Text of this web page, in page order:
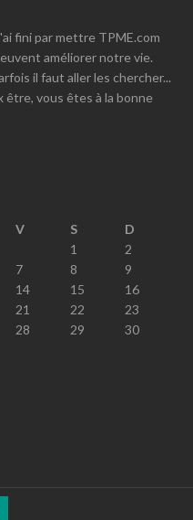
fini par mettre TPME.com
améliorer notre vie.
il faut aller les chercher...
être, vous êtes à la bonne
V S
D
1
2
7 8
9
14 15
16
21 22
23
28 29
30